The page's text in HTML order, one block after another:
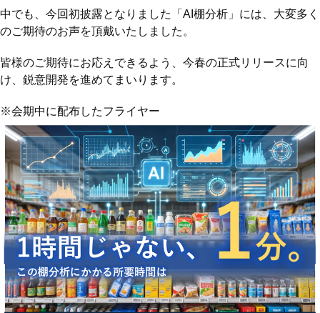
中でも、今回初披露となりました「AI棚分析」には、大変多く
のご期待のお声を頂戴いたしました。
皆様のご期待にお応えできるよう、今春の正式リリースに向
け、鋭意開発を進めてまいります。
※会期中に配布したフライヤー